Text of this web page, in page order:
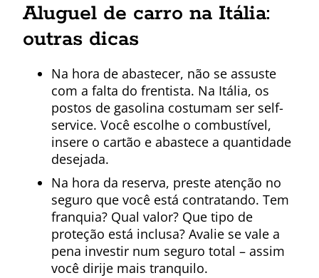
Aluguel de carro na Itália:
outras dicas
Na hora de abastecer, não se assuste
com a falta do frentista. Na Itália, os
postos de gasolina costumam ser self-
service. Você escolhe o combustível,
insere o cartão e abastece a quantidade
desejada.
Na hora da reserva, preste atenção no
seguro que você está contratando. Tem
franquia? Qual valor? Que tipo de
proteção está inclusa? Avalie se vale a
pena investir num seguro total – assim
você dirije mais tranquilo.